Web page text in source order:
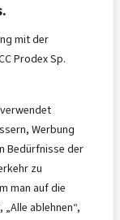
mit der
Prodex Sp.
Werbung
Bedürfnisse der
zu
man auf die
ablehnen“,